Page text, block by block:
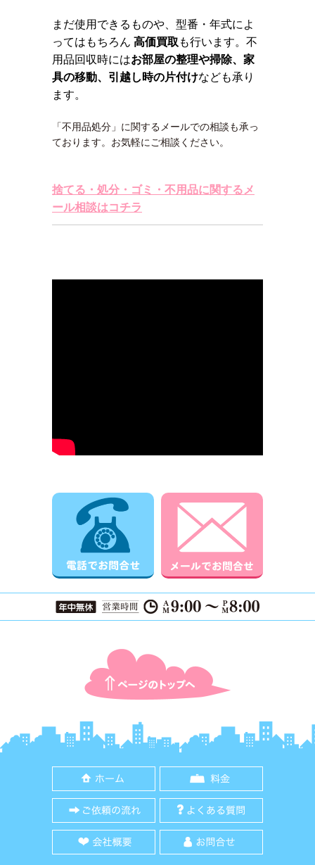
まだ使用できるものや、型番・年式によ
ってはもちろん 高価買取 も行います。不
用品回収時にはお部屋の整理や掃除、家
具の移動、引越し時の片付けなども承り
ます。
「不用品処分」に関するメールでの相談も承っ
ております。お気軽にご相談ください。
捨てる・処分・ゴミ・不用品に関するメ
ール相談はコチラ
電話でお問合せ
ご依頼の流れ
会社概要